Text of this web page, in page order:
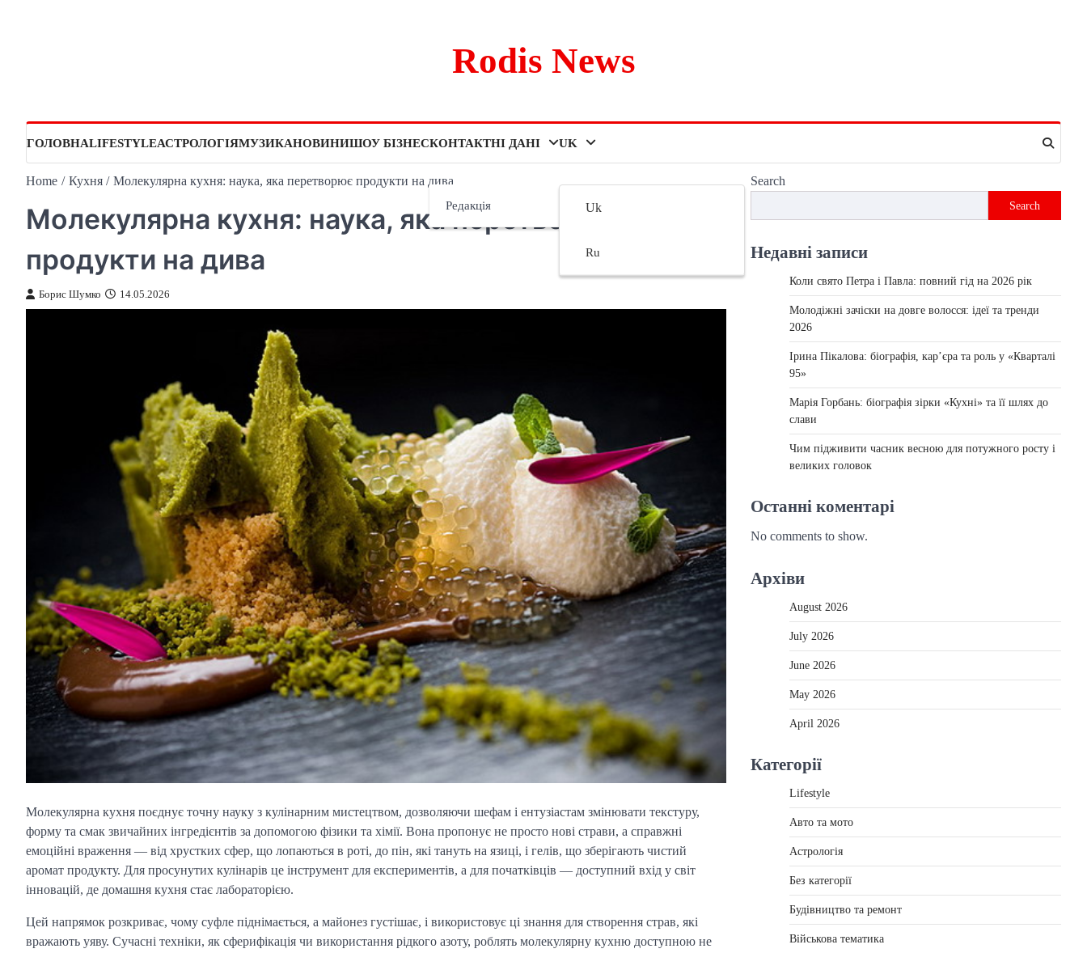
Rodis News
ГОЛОВНАLIFESTYLEАСТРОЛОГІЯМУЗИКАНОВИНИШОУ БІЗНЕСКОНТАКТНІ ДАНІ
Редакція
UK
Uk
Ru
Home Кухня Молекулярна кухня: наука, яка перетворює продукти на дива
Молекулярна кухня: наука, яка перетворює
продукти на дива
Борис Шумко 14.05.2026
Молекулярна кухня поєднує точну науку з кулінарним мистецтвом, дозволяючи шефам і ентузіастам змінювати текстуру,
форму та смак звичайних інгредієнтів за допомогою фізики та хімії. Вона пропонує не просто нові страви, а справжні
емоційні враження — від хрустких сфер, що лопаються в роті, до пін, які тануть на язиці, і гелів, що зберігають чистий
аромат продукту. Для просунутих кулінарів це інструмент для експериментів, а для початківців — доступний вхід у світ
інновацій, де домашня кухня стає лабораторією.
Цей напрямок розкриває, чому суфле піднімається, а майонез густішає, і використовує ці знання для створення страв, які
вражають уяву. Сучасні техніки, як сферифікація чи використання рідкого азоту, роблять молекулярну кухню доступною не
Search
Search
Недавні записи
Коли свято Петра і Павла: повний гід на 2026 рік
Молодіжні зачіски на довге волосся: ідеї та тренди
2026
Ірина Пікалова: біографія, кар’єра та роль у «Кварталі
95»
Марія Горбань: біографія зірки «Кухні» та її шлях до
слави
Чим підживити часник весною для потужного росту і
великих головок
Останні коментарі
No comments to show.
Архіви
August 2026
July 2026
June 2026
May 2026
April 2026
Категорії
Lifestyle
Авто та мото
Астрологія
Без категорії
Будівництво та ремонт
Військова тематика